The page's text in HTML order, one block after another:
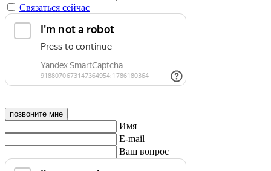
Связаться сейчас
позвоните мне
Имя
E-mail
Ваш вопрос